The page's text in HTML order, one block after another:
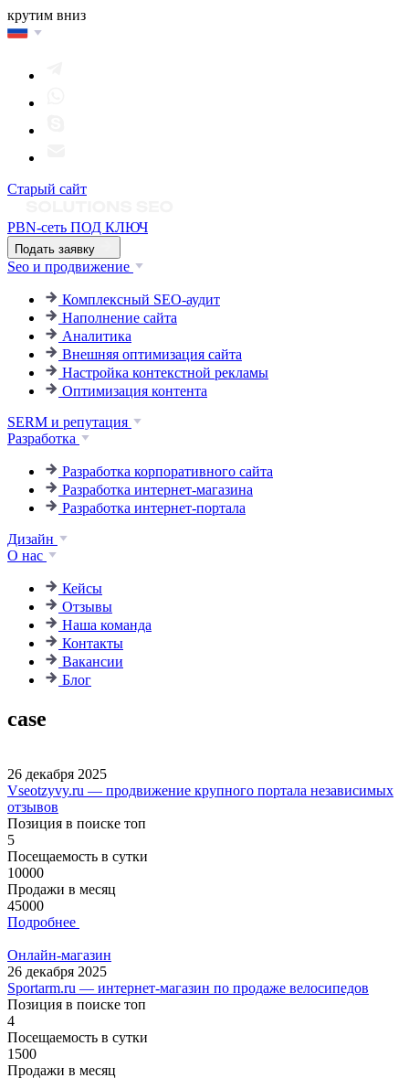
крутим вниз
Старый сайт
PBN-сеть ПОД КЛЮЧ
Подать заявку
Seo и продвижение
Комплексный SEO-аудит
Наполнение сайта
Аналитика
Внешняя оптимизация сайта
Настройка контекстной рекламы
Оптимизация контента
SERM и репутация
Разработка
Разработка корпоративного сайта
Разработка интернет-магазина
Разработка интернет-портала
Дизайн
О нас
Кейсы
Отзывы
Наша команда
Контакты
Вакансии
Блог
case
26 декабря 2025
Vseotzyvy.ru — продвижение крупного портала независимых
отзывов
Позиция в поиске топ
5
Посещаемость в сутки
10000
Продажи в месяц
45000
Подробнее
Онлайн-магазин
26 декабря 2025
Sportarm.ru — интернет-магазин по продаже велосипедов
Позиция в поиске топ
4
Посещаемость в сутки
1500
Продажи в месяц